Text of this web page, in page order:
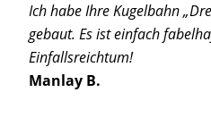
Ich habe Ihre Kugelbahn
gebaut. Es ist einfach
Einfallsreichtum!
Manlay B.